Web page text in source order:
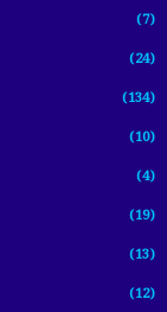
(7)
(24)
(134)
(10)
(4)
(19)
(13)
(12)